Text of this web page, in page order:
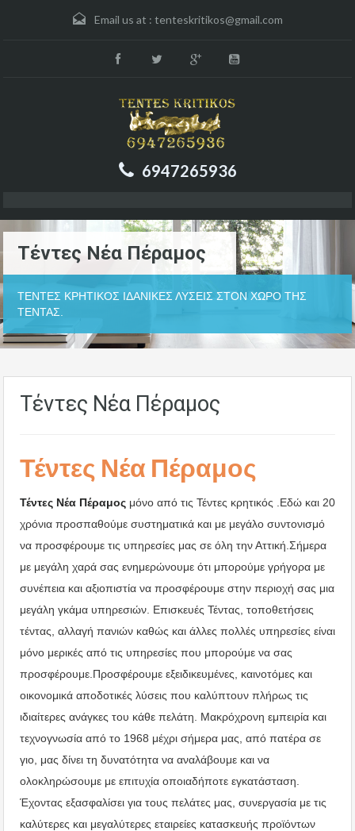
Email us at : tenteskritikos@gmail.com
6947265936
Τέντες Νέα Πέραμος
ΤΕΝΤΕΣ ΚΡΗΤΙΚΟΣ ΙΔΑΝΙΚΕΣ ΛΥΣΕΙΣ ΣΤΟΝ ΧΩΡΟ ΤΗΣ
ΤΕΝΤΑΣ.
Τέντες Νέα Πέραμος
Τέντες Νέα Πέραμος
Τέντες Νέα Πέραμος μόνο από τις Τέντες κρητικός .Εδώ και 20
χρόνια προσπαθούμε συστηματικά και με μεγάλο συντονισμό
να προσφέρουμε τις υπηρεσίες μας σε όλη την Αττική.Σήμερα
με μεγάλη χαρά σας ενημερώνουμε ότι μπορούμε γρήγορα με
συνέπεια και αξιοπιστία να προσφέρουμε στην περιοχή σας μια
μεγάλη γκάμα υπηρεσιών. Επισκευές Τέντας, τοποθετήσεις
τέντας, αλλαγή πανιών καθώς και άλλες πολλές υπηρεσίες είναι
μόνο μερικές από τις υπηρεσίες που μπορούμε να σας
προσφέρουμε.Προσφέρουμε εξειδικευμένες, καινοτόμες και
οικονομικά αποδοτικές λύσεις που καλύπτουν πλήρως τις
ιδιαίτερες ανάγκες του κάθε πελάτη. Μακρόχρονη εμπειρία και
τεχνογνωσία από το 1968 μέχρι σήμερα μας, από πατέρα σε
γιο, μας δίνει τη δυνατότητα να αναλάβουμε και να
ολοκληρώσουμε με επιτυχία οποιαδήποτε εγκατάσταση.
Έχοντας εξασφαλίσει για τους πελάτες μας, συνεργασία με τις
καλύτερες και μεγαλύτερες εταιρείες κατασκευής προϊόντων